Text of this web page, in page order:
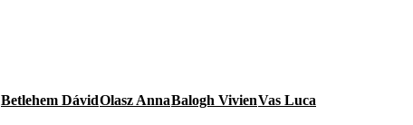
Betlehem DávidOlasz AnnaBalogh VivienVas Luca